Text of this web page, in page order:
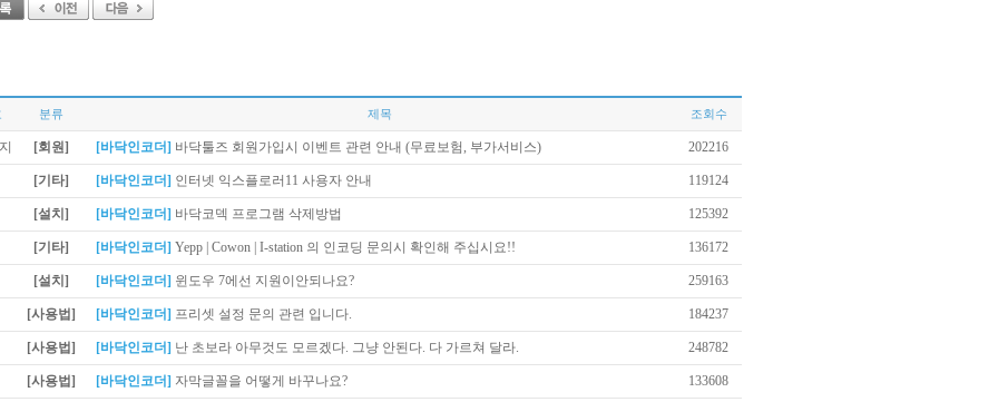
분류 제목 조회수
[회원] [바닥인코더] 바닥툴즈 회원가입시 이벤트 관련 안내 (무료보험, 부가서비스) 202216
[기타] [바닥인코더] 인터넷 익스플로러11 사용자 안내 119124
[설치] [바닥인코더] 바닥코덱 프로그램 삭제방법 125392
[기타] [바닥인코더] Yepp | Cowon | I-station 의 인코딩 문의시 확인해 주십시요!! 136172
[설치] [바닥인코더] 윈도우 7에선 지원이안되나요? 259163
[사용법] [바닥인코더] 프리셋 설정 문의 관련 입니다. 184237
[사용법] [바닥인코더] 난 초보라 아무것도 모르겠다. 그냥 안된다. 다 가르쳐 달라. 248782
[사용법] [바닥인코더] 자막글꼴을 어떻게 바꾸나요? 133608